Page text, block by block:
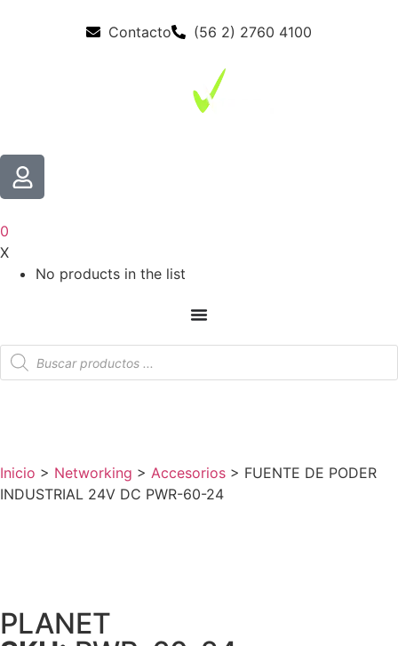
Contacto (56 2) 2760 4100
0
X
No products in the list
Inicio > Networking > Accesorios > FUENTE DE PODER
INDUSTRIAL 24V DC PWR-60-24
PLANET